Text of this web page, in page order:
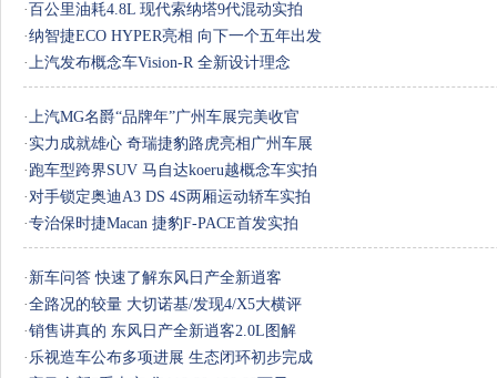
·百公里油耗4.8L 现代索纳塔9代混动实拍
·纳智捷ECO HYPER亮相 向下一个五年出发
·上汽发布概念车Vision-R 全新设计理念
·上汽MG名爵“品牌年”广州车展完美收官
· 实力成就雄心 奇瑞捷豹路虎亮相广州车展
· 跑车型跨界SUV 马自达koeru越概念车实拍
·对手锁定奥迪A3 DS 4S两厢运动轿车实拍
·专治保时捷Macan 捷豹F-PACE首发实拍
· 新车问答 快速了解东风日产全新逍客
·全路况的较量 大切诺基/发现4/X5大横评
·销售讲真的 东风日产全新逍客2.0L图解
· 乐视造车公布多项进展 生态闭环初步完成